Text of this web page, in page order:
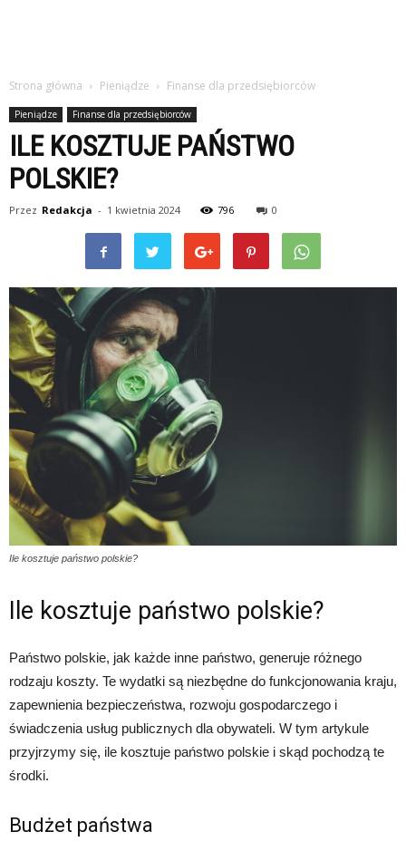
Strona główna Pieniądze Finanse dla przedsiębiorców
Pieniądze Finanse dla przedsiębiorców
ILE KOSZTUJE PAŃSTWO
POLSKIE?
Przez Redakcja - 1 kwietnia 2024 796 0
Ile kosztuje państwo polskie?
Ile kosztuje państwo polskie?
Państwo polskie, jak każde inne państwo, generuje różnego
rodzaju koszty. Te wydatki są niezbędne do funkcjonowania kraju,
zapewnienia bezpieczeństwa, rozwoju gospodarczego i
świadczenia usług publicznych dla obywateli. W tym artykule
przyjrzymy się, ile kosztuje państwo polskie i skąd pochodzą te
środki.
Budżet państwa